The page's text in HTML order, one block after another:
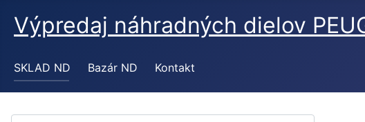
Výpredaj náhradných dielov
SKLAD ND Bazár ND Kontakt